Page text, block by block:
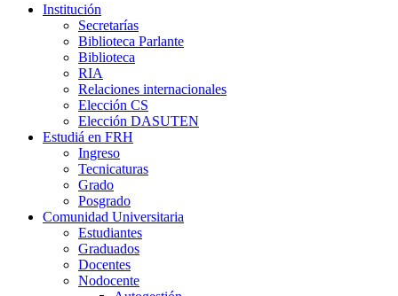
Institución
Secretarías
Biblioteca Parlante
Biblioteca
RIA
Relaciones internacionales
Elección CS
Elección DASUTEN
Estudiá en FRH
Ingreso
Tecnicaturas
Grado
Posgrado
Comunidad Universitaria
Estudiantes
Graduados
Docentes
Nodocente